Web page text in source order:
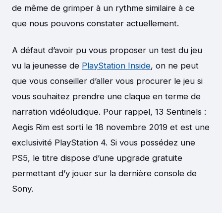
de même de grimper à un rythme similaire à ce
que nous pouvons constater actuellement.
A défaut d’avoir pu vous proposer un test du jeu
vu la jeunesse de PlayStation Inside, on ne peut
que vous conseiller d’aller vous procurer le jeu si
vous souhaitez prendre une claque en terme de
narration vidéoludique. Pour rappel, 13 Sentinels :
Aegis Rim est sorti le 18 novembre 2019 et est une
exclusivité PlayStation 4. Si vous possédez une
PS5, le titre dispose d’une upgrade gratuite
permettant d’y jouer sur la dernière console de
Sony.